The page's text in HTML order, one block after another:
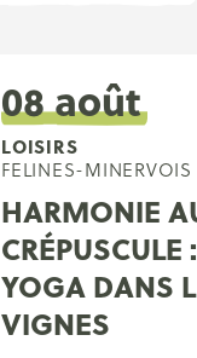
08 août
LOISIRS
FELINES-MINERVOIS
HARMONIE
CRÉPUSCULE :
YOGA DANS
VIGNES